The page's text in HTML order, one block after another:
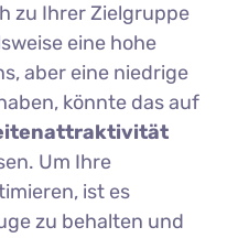
zu Ihrer Zielgruppe
eine hohe
aber eine niedrige
könnte das auf
Um Ihre
ist es
zu behalten und